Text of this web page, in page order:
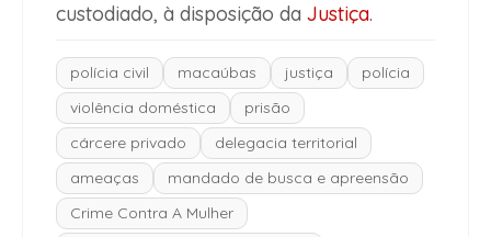
custodiado, à disposição da Justiça.
polícia civil macaúbas justiça
polícia
violência doméstica
prisão
cárcere privado
delegacia territorial
ameaças
mandado de busca e apreensão
Crime Contra A Mulher